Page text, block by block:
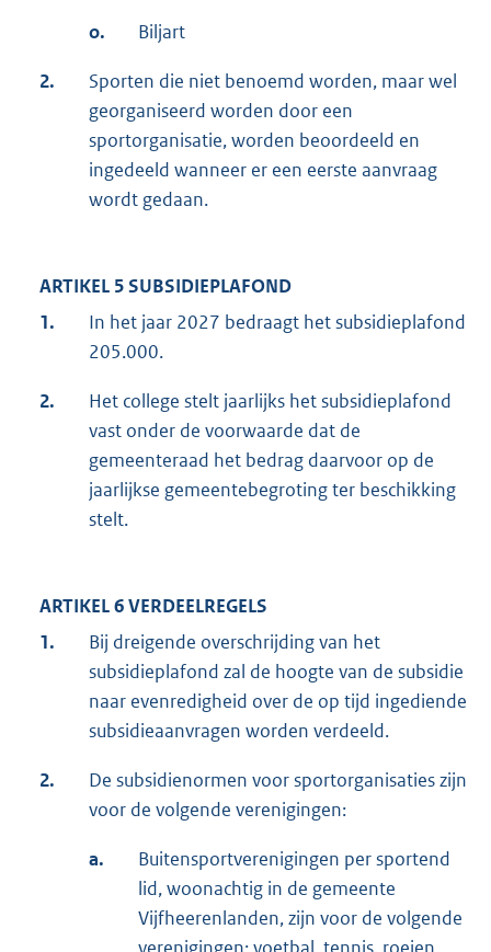
o. Biljart
2.
Sporten die niet benoemd worden, maar wel
georganiseerd worden door een
sportorganisatie, worden beoordeeld en
ingedeeld wanneer er een eerste aanvraag
wordt gedaan.
ARTIKEL 5 SUBSIDIEPLAFOND
1.
In het jaar 2027 bedraagt het subsidieplafond
205.000.
2.
Het college stelt jaarlijks het subsidieplafond
vast onder de voorwaarde dat de
gemeenteraad het bedrag daarvoor op de
jaarlijkse gemeentebegroting ter beschikking
stelt.
ARTIKEL 6 VERDEELREGELS
1.
Bij dreigende overschrijding van het
subsidieplafond zal de hoogte van de subsidie
naar evenredigheid over de op tijd ingediende
subsidieaanvragen worden verdeeld.
2.
De subsidienormen voor sportorganisaties zijn
voor de volgende verenigingen:
a.
Buitensportverenigingen per sportend
lid, woonachtig in de gemeente
Vijfheerenlanden, zijn voor de volgende